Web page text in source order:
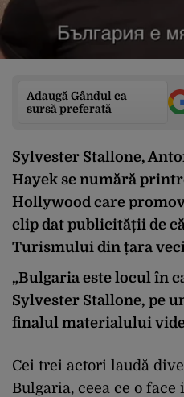
Adaugă Gândul ca
sursă preferată
Sylvester Stallone,
Hayek se numără
Hollywood care
clip dat publicității de
Turismului din țara
„Bulgaria este locul în
Sylvester Stallone, pe
finalul materialului
Cei trei actori laudă
Bulgaria, ceea ce o